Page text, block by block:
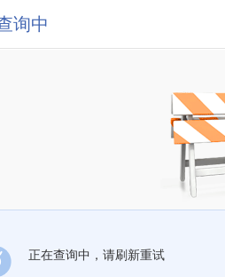
询中
正在查询中，请刷新重试